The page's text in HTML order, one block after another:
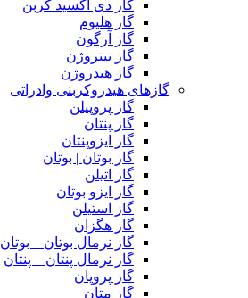
گاز دی اکسید کربن
گاز هلیوم
گاز آرگون
گاز نیتروژن
گاز هیدروژن
گازهای هیدروکربنی وادراتی
گاز پروپیلن
گاز پنتان
گاز ایزوپنتان
گاز بوتان | بوتان
گاز اتیلن
گاز ایزو بوتان
گاز استیلن
گاز هگزان
گاز نرمال بوتان – بوتان
گاز نرمال پنتان – پنتان
گاز پروپان
گاز متان